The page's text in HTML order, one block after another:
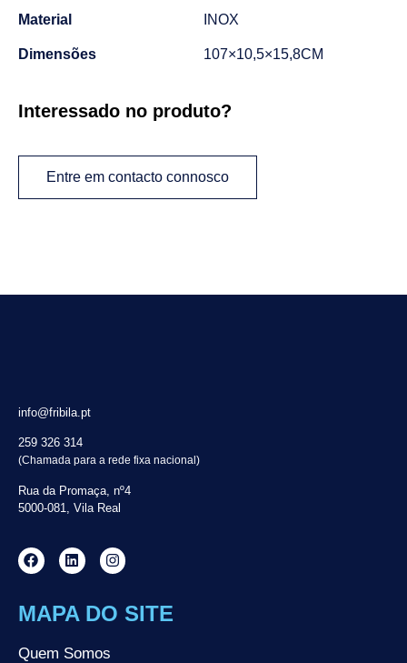
Material INOX
Dimensões 107×10,5×15,8CM
Interessado no produto?
Entre em contacto connosco
info@fribila.pt
259 326 314
(Chamada para a rede fixa nacional)
Rua da Promaça, nº4
5000-081, Vila Real
MAPA DO SITE
Quem Somos